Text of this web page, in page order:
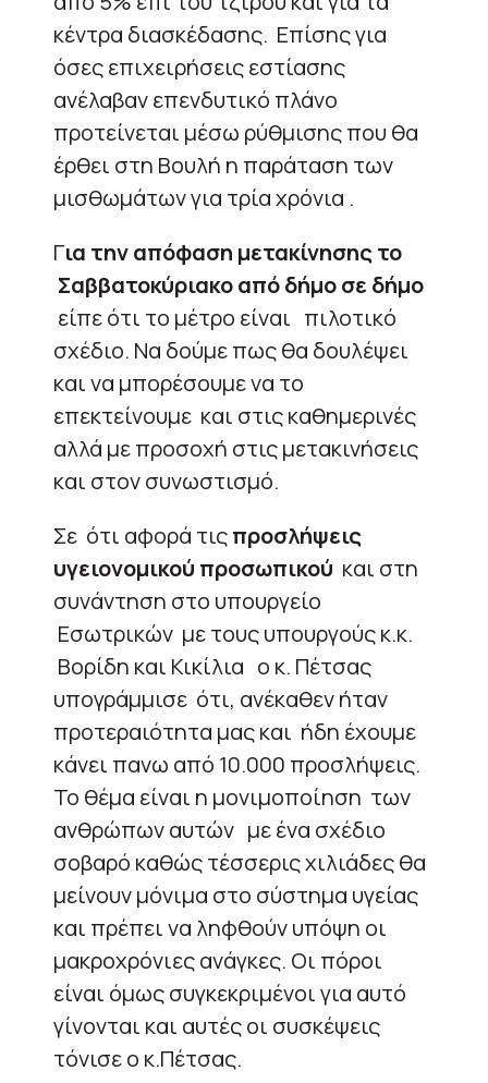
κέντρα διασκέδασης. Επίσης για
όσες επιχειρήσεις εστίασης
ανέλαβαν επενδυτικό πλάνο
προτείνεται μέσω ρύθμισης που θα
έρθει στη Βουλή η παράταση των
μισθωμάτων για τρία χρόνια .
Για την απόφαση μετακίνησης το
Σαββατοκύριακο από δήμο σε δήμο
είπε ότι το μέτρο είναι πιλοτικό
σχέδιο. Να δούμε πως θα δουλέψει
και να μπορέσουμε να το
επεκτείνουμε και στις καθημερινές
αλλά με προσοχή στις μετακινήσεις
και στον συνωστισμό.
Σε ότι αφορά τιςπροσλήψεις
υγειονομικού προσωπικού και στη
συνάντηση στο υπουργείο
Εσωτρικών με τους υπουργούς κ.κ.
Βορίδη και Κικίλια ο κ. Πέτσας
υπογράμμισε ότι, ανέκαθεν ήταν
προτεραιότητα μας και ήδη έχουμε
κάνει πανω από 10.000 προσλήψεις.
Το θέμα είναι η μονιμοποίηση των
ανθρώπων αυτών με ένα σχέδιο
σοβαρό καθώς τέσσερις χιλιάδες θα
μείνουν μόνιμα στο σύστημα υγείας
και πρέπει να ληφθούν υπόψη οι
μακροχρόνιες ανάγκες. Οι πόροι
είναι όμως συγκεκριμένοι για αυτό
γίνονται και αυτές οι συσκέψεις
τόνισε ο κ.Πέτσας.